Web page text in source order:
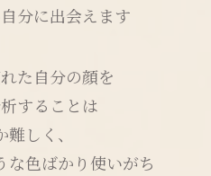
分に出会えます
た自分の顔を
することは
しく、
な色ばかり使いがち